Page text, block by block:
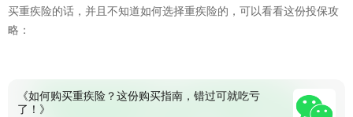
买重疾险的话，并且不知道如何选择重疾险的，可以看看这份投保攻
略：
《如何购买重疾险？这份购买指南，错过可就吃亏
了！》